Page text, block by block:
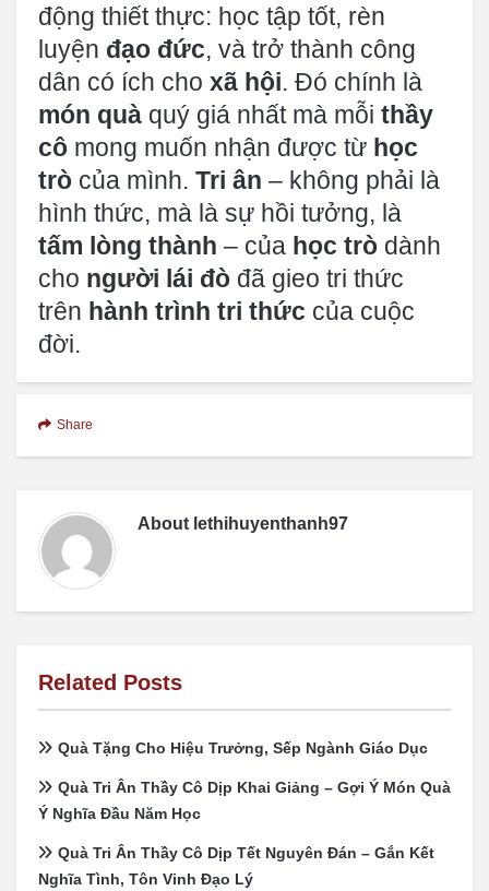
động thiết thực: học tập tốt, rèn
luyện đạo đức, và trở thành công
dân có ích cho xã hội. Đó chính là
món quà quý giá nhất mà mỗi thầy
cô mong muốn nhận được từ học
trò của mình. Tri ân – không phải là
hình thức, mà là sự hồi tưởng, là
tấm lòng thành – của học trò dành
cho người lái đò đã gieo tri thức
trên hành trình tri thức của cuộc
đời.
Share
About lethihuyenthanh97
Related Posts
Quà Tặng Cho Hiệu Trưởng, Sếp Ngành Giáo Dục
Quà Tri Ân Thầy Cô Dịp Khai Giảng – Gợi Ý Món Quà
Ý Nghĩa Đầu Năm Học
Quà Tri Ân Thầy Cô Dịp Tết Nguyên Đán – Gắn Kết
Nghĩa Tình, Tôn Vinh Đạo Lý